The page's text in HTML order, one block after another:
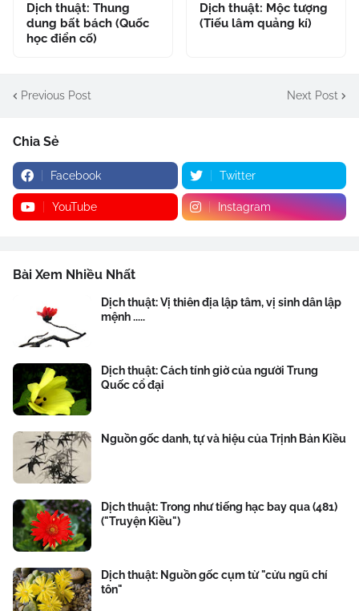
Dịch thuật: Thung
dung bất bách (Quốc
học điển cố)
Dịch thuật: Mộc tượng
(Tiếu lâm quảng kí)
Previous Post Next Post
Chia Sẻ
Facebook Twitter
YouTube Instagram
Bài Xem Nhiều Nhất
Dịch thuật: Vị thiên địa lập tâm, vị sinh dân lập
mệnh .....
Dịch thuật: Cách tính giờ của người Trung
Quốc cổ đại
Nguồn gốc danh, tự và hiệu của Trịnh Bản Kiều
Dịch thuật: Trong như tiếng hạc bay qua (481)
("Truyện Kiều")
Dịch thuật: Nguồn gốc cụm từ "cửu ngũ chí
tôn"